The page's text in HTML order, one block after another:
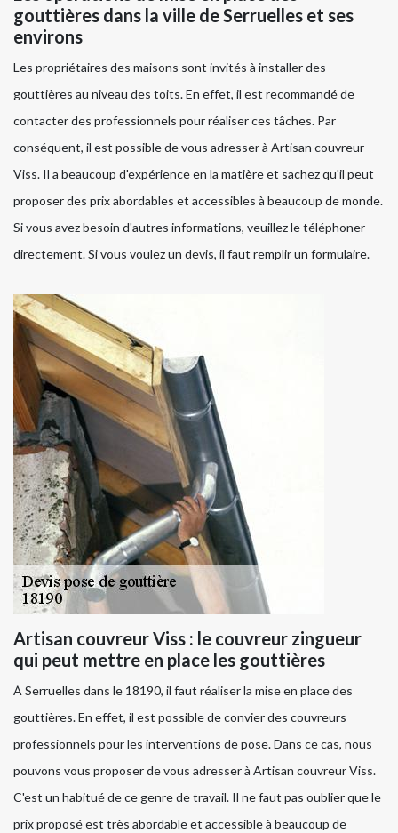
gouttières dans la ville de Serruelles et ses
environs
Les propriétaires des maisons sont invités à installer des
gouttières au niveau des toits. En effet, il est recommandé de
contacter des professionnels pour réaliser ces tâches. Par
conséquent, il est possible de vous adresser à Artisan couvreur
Viss. Il a beaucoup d'expérience en la matière et sachez qu'il peut
proposer des prix abordables et accessibles à beaucoup de monde.
Si vous avez besoin d'autres informations, veuillez le téléphoner
directement. Si vous voulez un devis, il faut remplir un formulaire.
Artisan couvreur Viss : le couvreur zingueur
qui peut mettre en place les gouttières
À Serruelles dans le 18190, il faut réaliser la mise en place des
gouttières. En effet, il est possible de convier des couvreurs
professionnels pour les interventions de pose. Dans ce cas, nous
pouvons vous proposer de vous adresser à Artisan couvreur Viss.
C'est un habitué de ce genre de travail. Il ne faut pas oublier que le
prix proposé est très abordable et accessible à beaucoup de